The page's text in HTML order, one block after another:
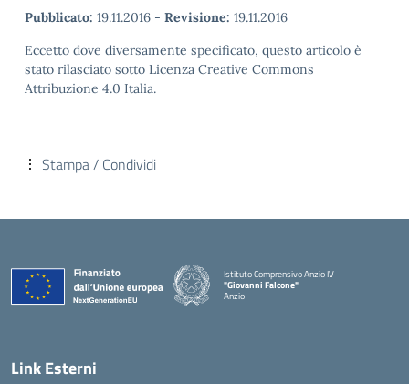
Pubblicato: 19.11.2016 - Revisione: 19.11.2016
Eccetto dove diversamente specificato, questo articolo è
stato rilasciato sotto Licenza Creative Commons
Attribuzione 4.0 Italia.
Stampa / Condividi
Istituto Comprensivo Anzio IV
"Giovanni Falcone"
Anzio
Link Esterni